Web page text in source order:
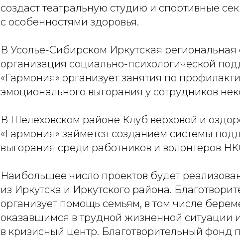
создаст театральную студию и спортивные
с особенностями здоровья.
В Усолье-Сибирском Иркутская
организация социально-психологической
«Гармония» организует занятия по
эмоционального выгорания у сотрудников
В Шелеховском районе Клуб верховой и
«Гармония» займется созданием системы
выгорания среди работников и волонтеров
Наибольшее число проектов будет
из Иркутска и Иркутского района.
организует помощь семьям, в том числе
оказавшимся в трудной жизненной ситуации
в кризисный центр. Благотворительный